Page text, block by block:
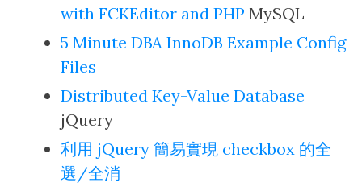
with FCKEditor and PHP MySQL
5 Minute DBA InnoDB Example Config
Files
Distributed Key-Value Database
jQuery
利用 jQuery 簡易實現 checkbox 的全
選/全消